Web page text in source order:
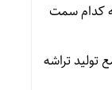
به کدام سمت
تراشه